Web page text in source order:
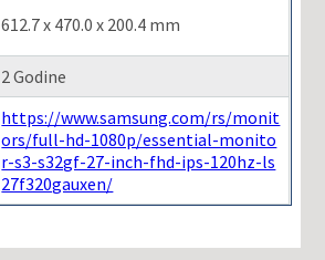
612.7 x 470.0 x 200.4 mm
2 Godine
https://www.samsung.com/rs/monit
ors/full-hd-1080p/essential-monito
r-s3-s32gf-27-inch-fhd-ips-120hz-ls
27f320gauxen/